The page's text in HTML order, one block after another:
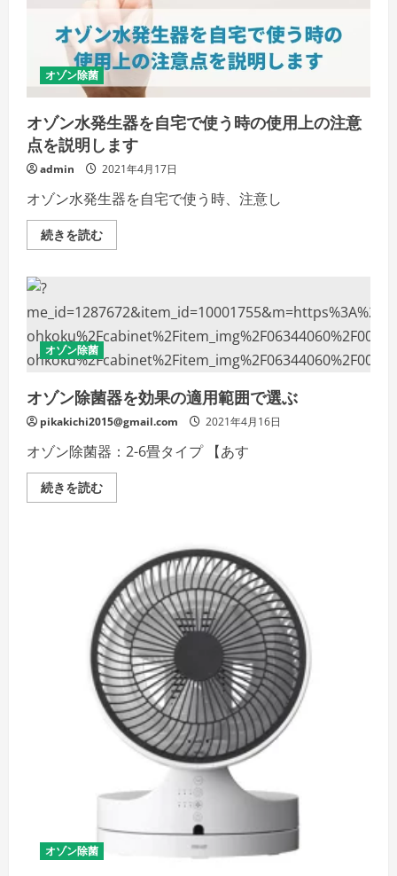
を
間
違
え
る
と
危
険
な
理
由
の
詳
を
ご
覧
く
だ
オゾン除菌
オゾン水発生器を自宅で使う時の使用上の注意
点を説明します
admin 2021年4月17日
オゾン水発生器を自宅で使う時、注意し
続きを読むオ
ゾ
器
を
自
宅
で
使
時
の
使
上
の
注
意
を
詳
細
を
ご
覧
く
だ
さ
い
オゾン除菌
オゾン除菌器を効果の適用範囲で選ぶ
pikakichi2015@gmail.com 2021年4月16日
オゾン除菌器：2-6畳タイプ 【あす
続きを読むオ
ゾ
果
の
適
用
範
囲
で
選
ぶ
の
詳
細
さ
オゾン除菌